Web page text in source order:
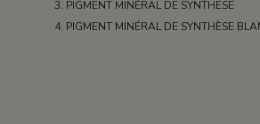
PIGMENT MINÉRAL DE SYNTHESE
PIGMENT MINÉRAL DE SYNTHÈSE